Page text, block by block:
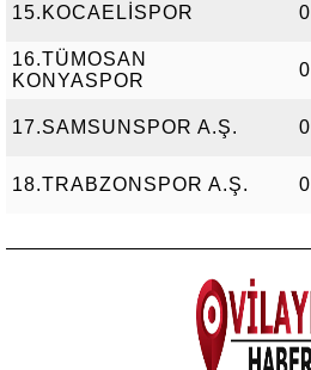
15.KOCAELİSPOR 0
16.TÜMOSAN
KONYASPOR
0
17.SAMSUNSPOR A.Ş. 0
18.TRABZONSPOR A.Ş. 0